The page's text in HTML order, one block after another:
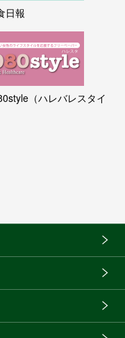
日報
（ハレバレスタイ